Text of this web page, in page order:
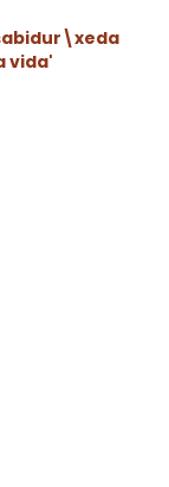
vida'